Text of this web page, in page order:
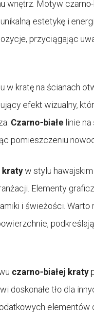
wnętrz. Motyw
estetykę i
przyciągając
w kratę na ścianach
efekt wizualny,
Czarno-białe linie
pomieszczeniu
kratyw stylu
Elementy
i świeżości. Warto
czarno-białej kraty
doskonałe tło dla
elementów